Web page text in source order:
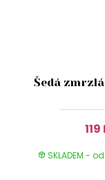
Šedá
SKLADEM -